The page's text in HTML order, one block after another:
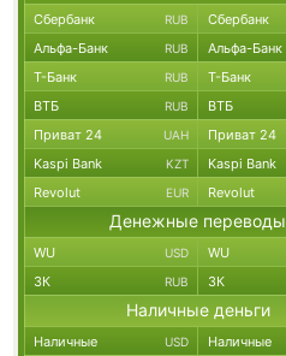
Сбербанк RUB Сбербанк
Альфа-Банк RUB Альфа-Банк
Т-Банк RUB Т-Банк
ВТБ RUB ВТБ
Приват 24 UAH Приват 24
Kaspi Bank KZT Kaspi Bank
Revolut EUR Revolut
Денежные переводы
WU USD WU
ЗК RUB ЗК
Наличные деньги
Наличные USD Наличные